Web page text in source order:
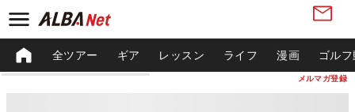
メルマガ登録
全ツアー ギア レッスン ライフ 漫画 ゴル